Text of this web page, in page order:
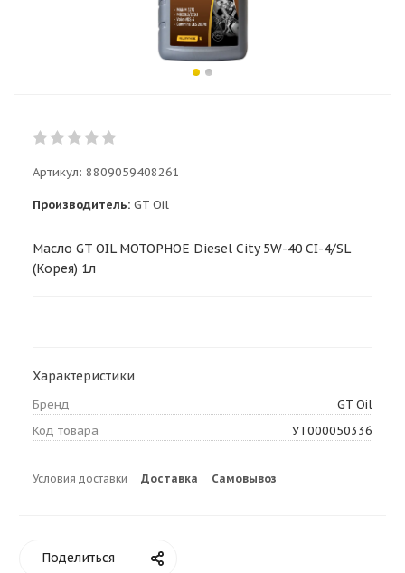
Артикул: 8809059408261
Производитель: GT Oil
Масло GT OIL МОТОРНОЕ Diesel City 5W-40 CI-4/SL
(Корея) 1л
Характеристики
Бренд
GT Oil
Код товара
УТ000050336
Условия доставки Доставка Самовывоз
Поделиться